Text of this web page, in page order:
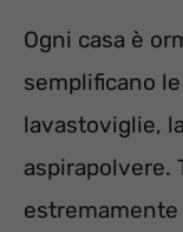
Ogni casa è
semplificano
lavastoviglie,
aspirapolvere.